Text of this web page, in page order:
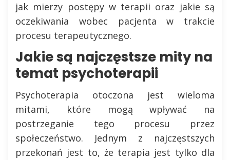
jak mierzy postępy w terapii oraz jakie są
oczekiwania wobec pacjenta w trakcie
procesu terapeutycznego.
Jakie są najczęstsze mity na
temat psychoterapii
Psychoterapia otoczona jest wieloma
mitami, które mogą wpływać na
postrzeganie tego procesu przez
społeczeństwo. Jednym z najczęstszych
przekonań jest to, że terapia jest tylko dla